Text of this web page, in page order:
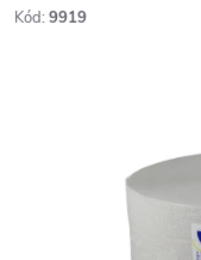
Kód: 9919